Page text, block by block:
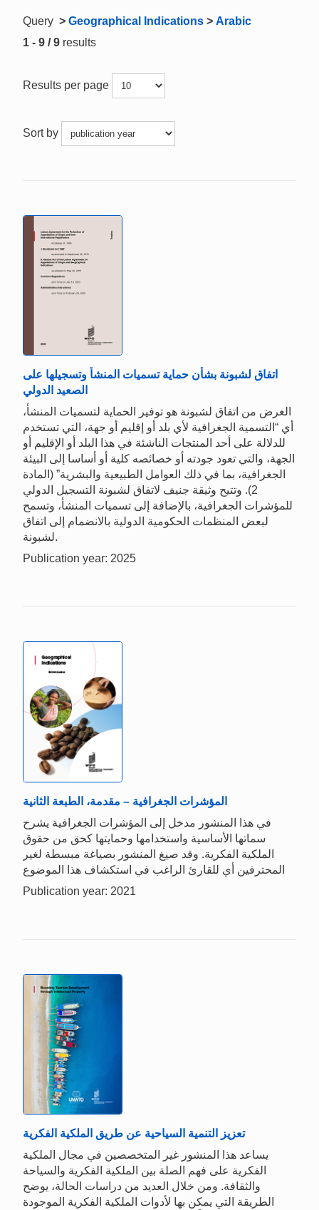
Query > Geographical Indications > Arabic
1 - 9 / 9 results
Results per page
Sort by
اتفاق لشبونة بشأن حماية تسميات المنشأ وتسجيلها على
الصعيد الدولي
الغرض من اتفاق لشبونة هو توفير الحماية لتسميات المنشأ،
أي “التسمية الجغرافية لأي بلد أو إقليم أو جهة، التي تستخدم
للدلالة على أحد المنتجات الناشئة في هذا البلد أو الإقليم أو
الجهة، والتي تعود جودته أو خصائصه كلية أو أساسا إلى البيئة
الجغرافية، بما في ذلك العوامل الطبيعية والبشرية” (المادة
2). وتتيح وثيقة جنيف لاتفاق لشبونة التسجيل الدولي
للمؤشرات الجغرافية، بالإضافة إلى تسميات المنشأ، وتسمح
لبعض المنظمات الحكومية الدولية بالانضمام إلى اتفاق
لشبونة.
Publication year: 2025
المؤشرات الجغرافية – مقدمة، الطبعة الثانية
في هذا المنشور مدخل إلى المؤشرات الجغرافية يشرح
سماتها الأساسية واستخدامها وحمايتها كحق من حقوق
الملكية الفكرية. وقد صيغ المنشور بصياغة مبسطة لغير
المحترفين أي للقارئ الراغب في استكشاف هذا الموضوع
Publication year: 2021
تعزيز التنمية السياحية عن طريق الملكية الفكرية
يساعد هذا المنشور غير المتخصصين في مجال الملكية
الفكرية على فهم الصلة بين الملكية الفكرية والسياحة
والثقافة. ومن خلال العديد من دراسات الحالة، يوضح
الطريقة التي يمكن بها لأدوات الملكية الفكرية الموجودة